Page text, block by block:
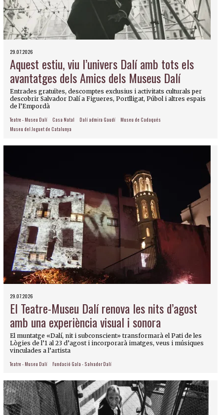
29.07.2026
Aquest estiu, viu l’univers Dalí amb tots els
avantatges dels Amics dels Museus Dalí
Entrades gratuïtes, descomptes exclusius i activitats culturals per
descobrir Salvador Dalí a Figueres, Portlligat, Púbol i altres espais
de l’Empordà
Teatre - Museu Dalí Casa Natal Dalí admira Gaudí
Museu de Cadaqués
Museu del Joguet de Catalunya
29.07.2026
El Teatre-Museu Dalí renova les nits d’agost
amb una experiència visual i sonora
El muntatge «Dalí, nit i subconscient» transformarà el Pati de les
Lògies de l’1 al 23 d’agost i incorporarà imatges, veus i músiques
vinculades a l’artista
Teatre - Museu Dalí Fundació Gala - Salvador Dalí